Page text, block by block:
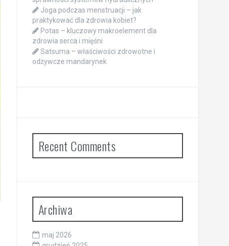
Joga podczas menstruacji – jak
praktykować dla zdrowia kobiet?
Potas – kluczowy makroelement dla
zdrowia serca i mięśni
Satsuma – właściwości zdrowotne i
odżywcze mandarynek
Recent Comments
Archiwa
maj 2026